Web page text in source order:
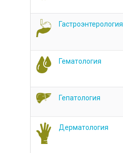
Гастроэнтерология
Гематология
Гепатология
Дерматология